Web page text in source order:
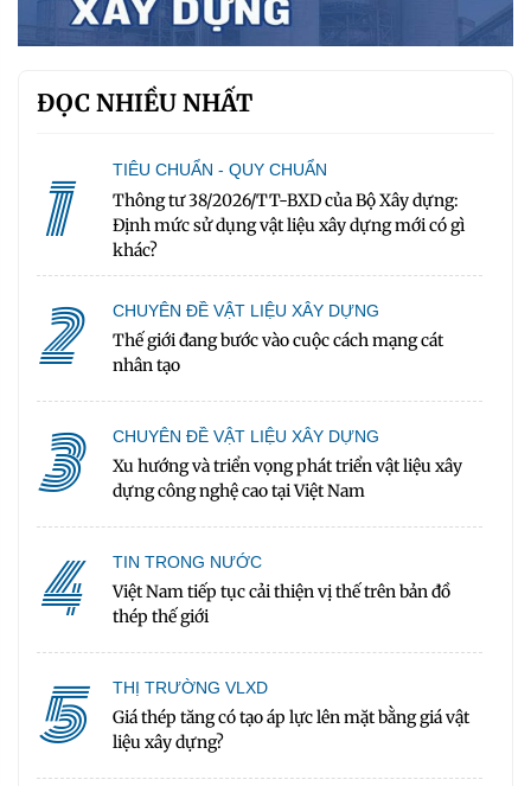
ĐỌC NHIỀU NHẤT
1 TIÊU CHUẨN - QUY CHUẨN
Thông tư 38/2026/TT-BXD của Bộ Xây dựng:
Định mức sử dụng vật liệu xây dựng mới có gì
khác?
2 CHUYÊN ĐỀ VẬT LIỆU XÂY DỰNG
Thế giới đang bước vào cuộc cách mạng cát
nhân tạo
3 CHUYÊN ĐỀ VẬT LIỆU XÂY DỰNG
Xu hướng và triển vọng phát triển vật liệu xây
dựng công nghệ cao tại Việt Nam
4 TIN TRONG NƯỚC
Việt Nam tiếp tục cải thiện vị thế trên bản đồ
thép thế giới
5 THỊ TRƯỜNG VLXD
Giá thép tăng có tạo áp lực lên mặt bằng giá vật
liệu xây dựng?